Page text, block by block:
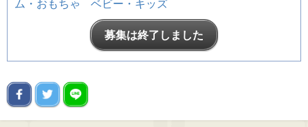
ム・おもちゃ
ベビー・キッズ
募集は終了しました